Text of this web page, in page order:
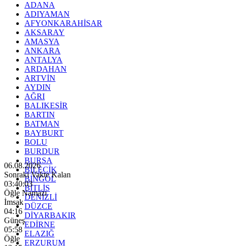
ADANA
ADIYAMAN
AFYONKARAHİSAR
AKSARAY
AMASYA
ANKARA
ANTALYA
ARDAHAN
ARTVİN
AYDIN
AĞRI
BALIKESİR
BARTIN
BATMAN
BAYBURT
BOLU
BURDUR
BURSA
BİLECİK
BİNGÖL
BİTLİS
DENİZLİ
DÜZCE
DİYARBAKIR
EDİRNE
ELAZIĞ
ERZURUM
06.08.2026
Sonraki Vakte Kalan
03:40:01
Öğle Namazı
İmsak
04:16
Güneş
05:58
Öğle